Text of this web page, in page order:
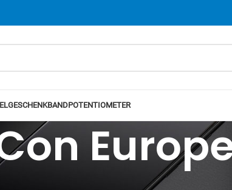
GESCHENKBANDPOTENTIOMETER